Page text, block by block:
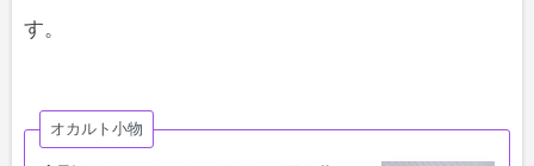
す。
オカルト小物